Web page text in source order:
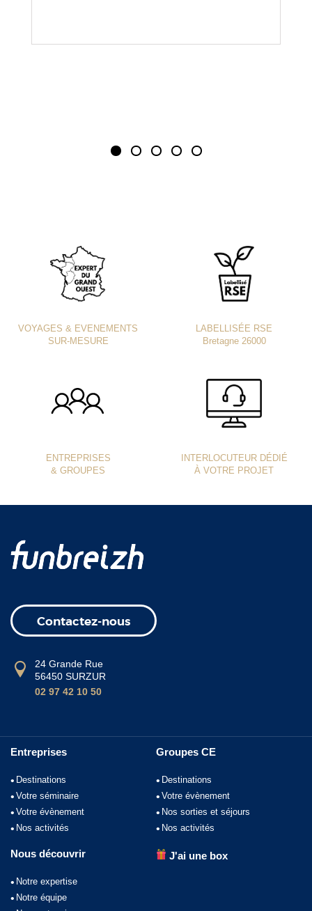
VOYAGES & EVENEMENTS
SUR-MESURE
LABELLISÉE RSE
Bretagne 26000
ENTREPRISES
& GROUPES
INTERLOCUTEUR DÉDIÉ
À VOTRE PROJET
Contactez-nous
24 Grande Rue
56450 SURZUR
02 97 42 10 50
Entreprises
Destinations
Votre séminaire
Votre évènement
Nos activités
Groupes CE
Destinations
Votre évènement
Nos sorties et séjours
Nos activités
Nous découvrir
Notre expertise
Notre équipe
J'ai une box